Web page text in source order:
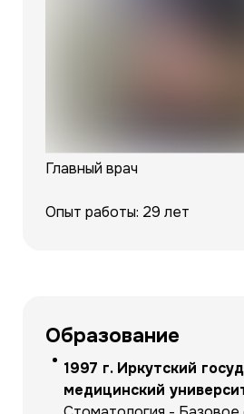
Главный врач
Опыт работы: 29 лет
Образование
1997 г. Иркутский
медицинский